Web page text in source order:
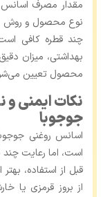
مقدار مصرف اسانس
نوع محصول و روش
چند قطره کافی
بهداشتی، میزان
محصول تعیین
نکات ایمنی
جوجوبا
اسانس روغنی
است، اما رعایت چند
قبل از استفاده،
از بروز قرمزی یا